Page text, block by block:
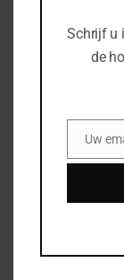
Uw
Bedrijfsnaam
Uw vraag of
Schrijf u
de
Email
Uw